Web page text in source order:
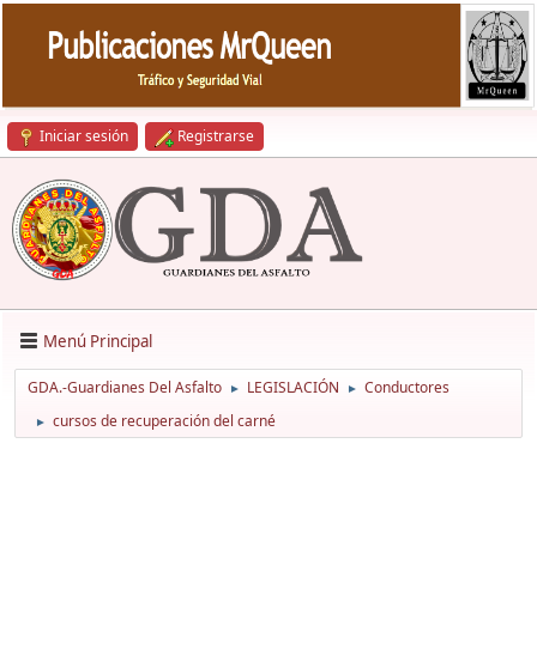
Iniciar sesión Registrarse
Menú Principal
GDA.-Guardianes Del Asfalto ► LEGISLACIÓN ► Conductores
► cursos de recuperación del carné